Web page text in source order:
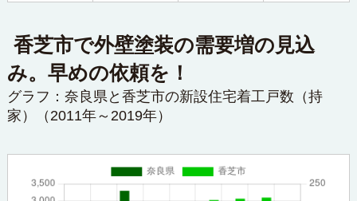
香芝市で外壁塗装の需要増の見込
み。早めの依頼を！
グラフ：奈良県と香芝市の新設住宅着工戸数（持
家）（2011年～2019年）